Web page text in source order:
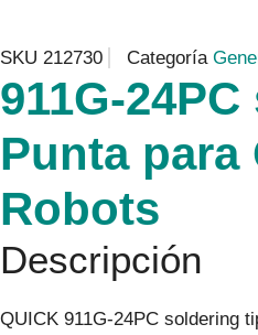
SKU 212730 Categoría
911G-
Punta para
Robots
Descripción
QUICK 911G-24PC soldering